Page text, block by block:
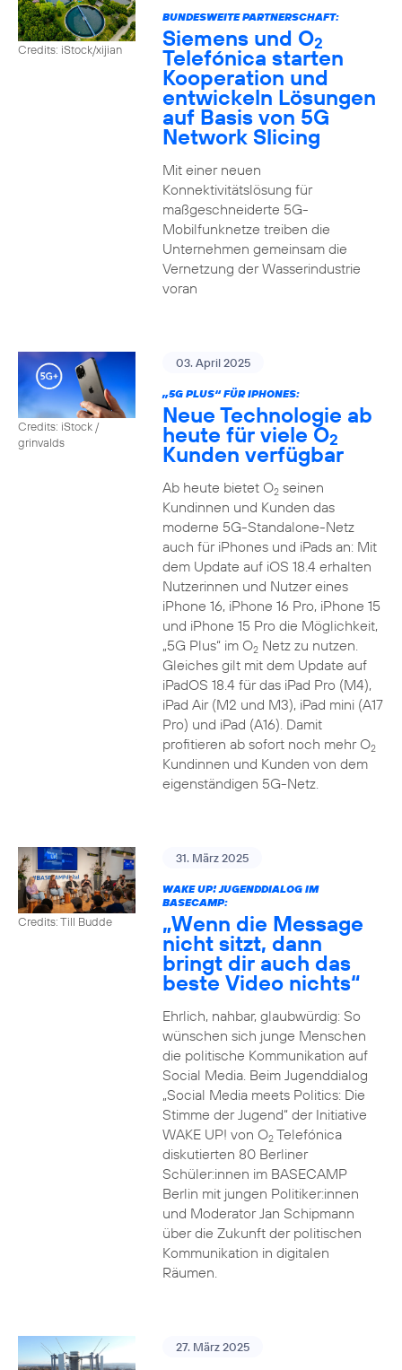
Credits: iStock/xijian
BUNDESWEITE PARTNERSCHAFT:
Siemens und O2
Telefónica starten
Kooperation und
entwickeln Lösungen
auf Basis von 5G
Network Slicing
Mit einer neuen
Konnektivitätslösung für
maßgeschneiderte 5G-
Mobilfunknetze treiben die
Unternehmen gemeinsam die
Vernetzung der Wasserindustrie
voran
Credits: iStock /
grinvalds
03. April 2025
„5G PLUS“ FÜR IPHONES:
Neue Technologie ab
heute für viele O2
Kunden verfügbar
Ab heute bietet O2seinen
Kundinnen und Kunden das
moderne 5G-Standalone-Netz
auch für iPhones und iPads an: Mit
dem Update auf iOS 18.4 erhalten
Nutzerinnen und Nutzer eines
iPhone 16, iPhone 16 Pro, iPhone 15
und iPhone 15 Pro die Möglichkeit,
„5G Plus“ im O2Netz zu nutzen.
Gleiches gilt mit dem Update auf
iPadOS 18.4 für das iPad Pro (M4),
iPad Air (M2 und M3), iPad mini (A17
Pro) und iPad (A16). Damit
profitieren ab sofort noch mehr O2
Kundinnen und Kunden von dem
eigenständigen 5G-Netz.
Credits: Till Budde
31. März 2025
WAKE UP! JUGENDDIALOG IM
BASECAMP:
„Wenn die Message
nicht sitzt, dann
bringt dir auch das
beste Video nichts“
Ehrlich, nahbar, glaubwürdig: So
wünschen sich junge Menschen
die politische Kommunikation auf
Social Media. Beim Jugenddialog
„Social Media meets Politics: Die
Stimme der Jugend“ der Initiative
WAKE UP! von O2Telefónica
diskutierten 80 Berliner
Schüler:innen im BASECAMP
Berlin mit jungen Politiker:innen
und Moderator Jan Schipmann
über die Zukunft der politischen
Kommunikation in digitalen
Räumen.
27. März 2025